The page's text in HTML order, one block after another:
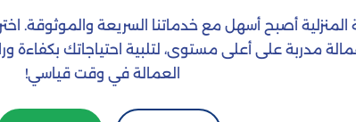
المنزلية أصبح أسهل مع خدماتنا السريعة والموثوقة.
لك عمالة مدربة على أعلى مستوى، لتلبية احتياجاتك
العمالة في وقت قياسي!